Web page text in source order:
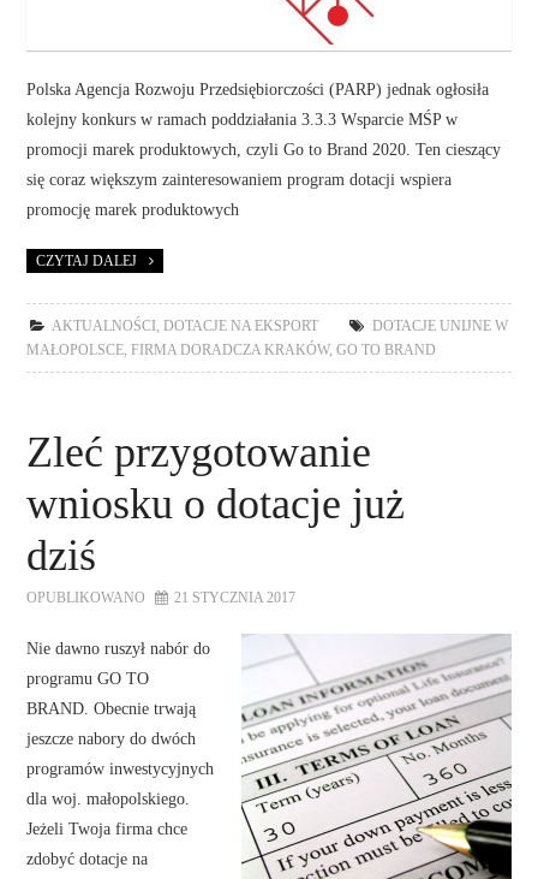
Polska Agencja Rozwoju Przedsiębiorczości (PARP) jednak ogłosiła
kolejny konkurs w ramach poddziałania 3.3.3 Wsparcie MŚP w
promocji marek produktowych, czyli Go to Brand 2020. Ten cieszący
się coraz większym zainteresowaniem program dotacji wspiera
promocję marek produktowych
CZYTAJ DALEJ
AKTUALNOŚCI ,DOTACJE NA EKSPORT
DOTACJE UNIJNE W
MAŁOPOLSCE ,FIRMA DORADCZA KRAKÓW,GO TO BRAND
Zleć przygotowanie
wniosku o dotacje już
dziś
OPUBLIKOWANO 21 STYCZNIA 2017
Nie dawno ruszył nabór do
programu GO TO
BRAND. Obecnie trwają
jeszcze nabory do dwóch
programów inwestycyjnych
dla woj. małopolskiego.
Jeżeli Twoja firma chce
zdobyć dotacje na